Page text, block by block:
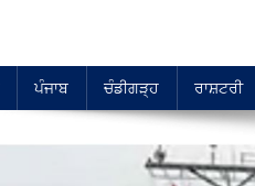
ਪੰਜਾਬ ਚੰਡੀਗੜ੍ਹ ਰਾਸ਼ਟਰੀ